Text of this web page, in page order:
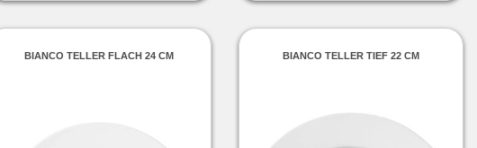
BIANCO TELLER FLACH 24 CM BIANCO TELLER TIEF 22 CM